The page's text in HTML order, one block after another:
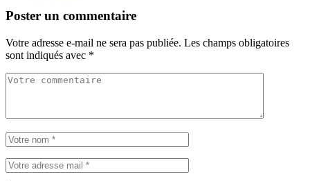
Poster un commentaire
Votre adresse e-mail ne sera pas publiée. Les champs obligatoires
sont indiqués avec *